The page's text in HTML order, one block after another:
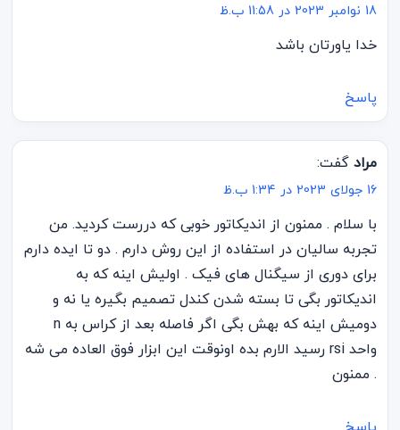
18 نوامبر 2023 در 11:58 ب.ظ
خدا یاورتان باشد
پاسخ
مراد گفت:
16 جولای 2023 در 1:34 ب.ظ
با سلام . ممنون از اندیکاتور خوبی که دررست کردید. من
تجربه سالیان در استفاده از این روش دارم . دو تا ایده دارم
برای دوری از سیگنال های فیک . اولیش اینه که به
اندیکاتور بگی تا بسته شدن کندل تصمیم بگیره یا نه و
دومیش اینه که بهش بگی اگر فاصله بعد از کراس به n
واحد rsi رسید الارم بده اونوقت این ابزار فوق العاده می شه
. ممنون